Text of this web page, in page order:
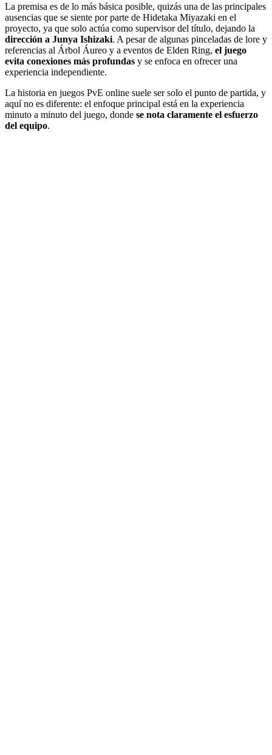
La premisa es de lo más básica posible, quizás una de las principales
ausencias que se siente por parte de Hidetaka Miyazaki en el
proyecto, ya que solo actúa como supervisor del título, dejando la
dirección a Junya Ishizaki. A pesar de algunas pinceladas de lore y
referencias al Árbol Áureo y a eventos de Elden Ring, el juego
evita conexiones más profundas y se enfoca en ofrecer una
experiencia independiente.
La historia en juegos PvE online suele ser solo el punto de partida, y
aquí no es diferente: el enfoque principal está en la experiencia
minuto a minuto del juego, donde se nota claramente el esfuerzo
del equipo.